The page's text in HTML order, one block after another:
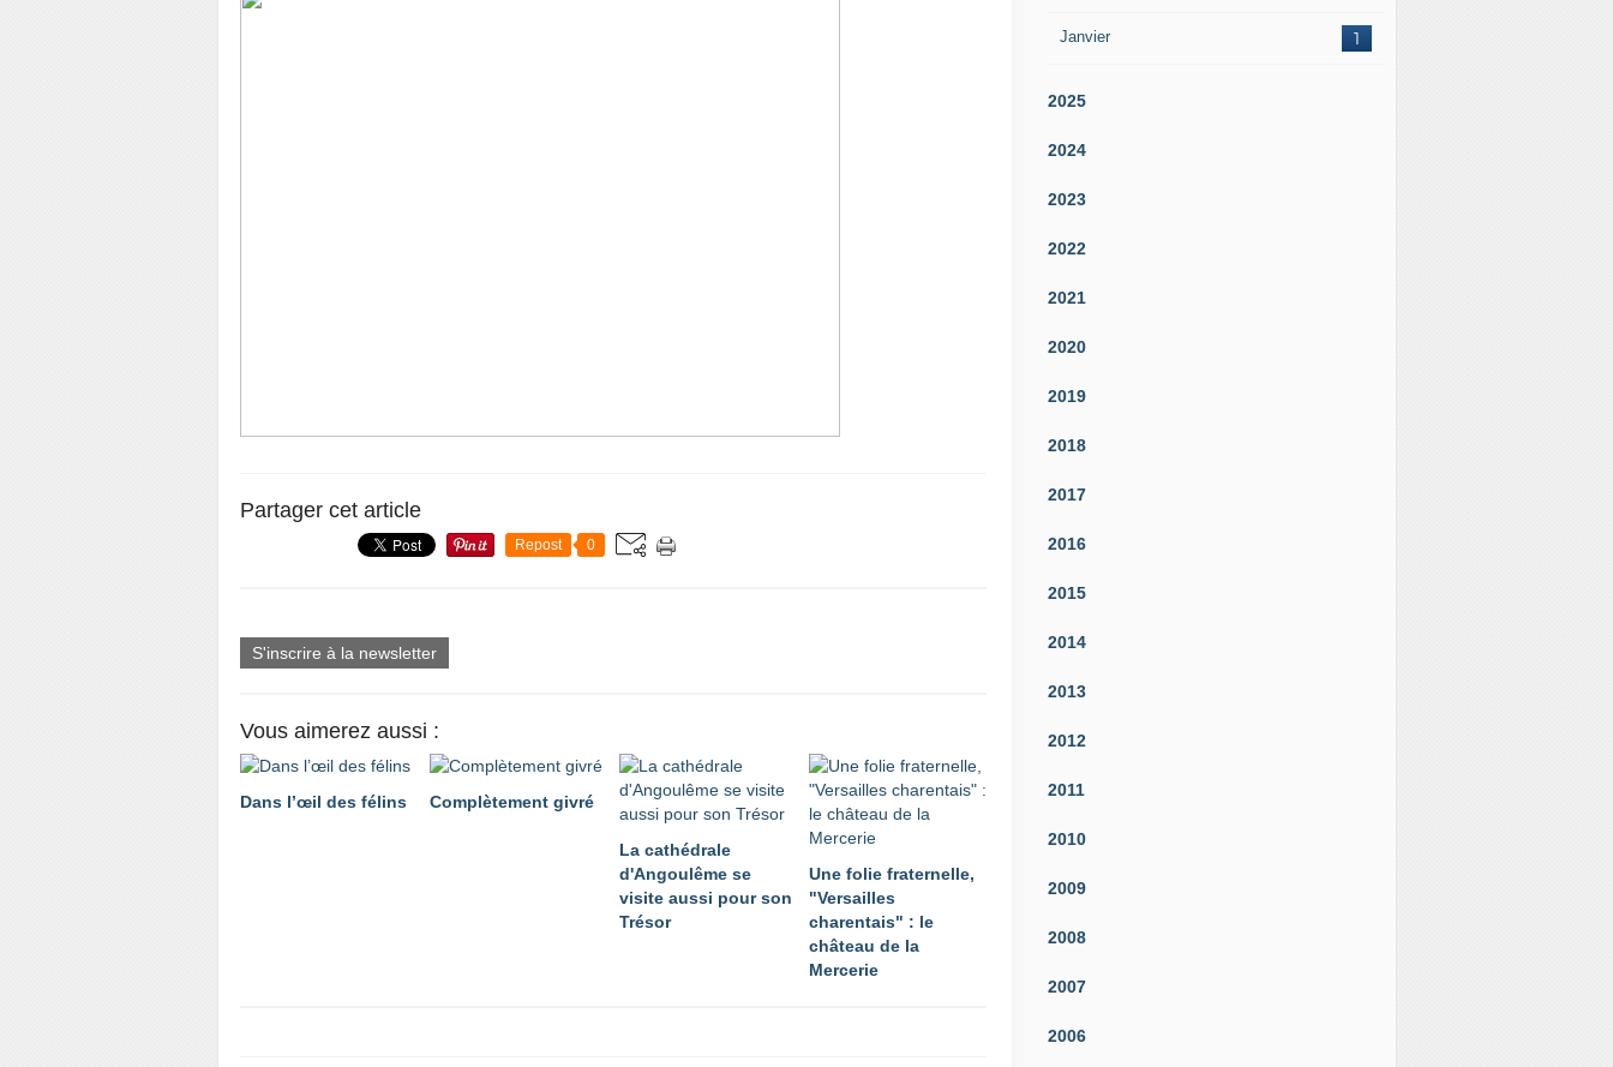
Partager cet article
Repost 0
S'inscrire à la newsletter
Vous aimerez aussi :
Dans l’œil des félins Complètement givré
La cathédrale
d'Angoulême se
visite aussi pour son
Trésor
Une folie fraternelle,
"Versailles
charentais" : le
château de la
Mercerie
Janvier 1
2025
2024
2023
2022
2021
2020
2019
2018
2017
2016
2015
2014
2013
2012
2011
2010
2009
2008
2007
2006